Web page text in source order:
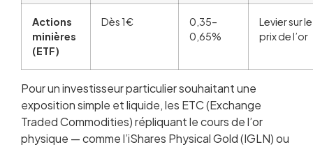
Actions
minières
(ETF)
Dès 1€
0,35–
0,65%
Levier sur le
prix de l’or
Pour un investisseur particulier souhaitant une
exposition simple et liquide, les ETC (Exchange
Traded Commodities) répliquant le cours de l’or
physique — comme l’iShares Physical Gold (IGLN) ou